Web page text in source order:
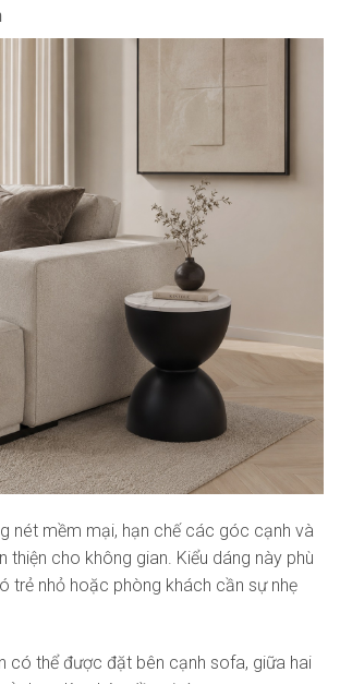
nét mềm mại, hạn chế các góc cạnh và
cho không gian. Kiểu dáng này phù
trẻ nhỏ hoặc phòng khách cần sự nhẹ
có thể được đặt bên cạnh sofa, giữa hai